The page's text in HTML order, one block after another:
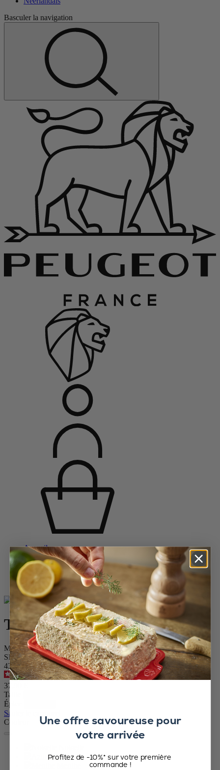
Basculer la navigation
Accueil
Saveurs d'épices
Moulins à sel - salières
Moulins à sel en bois
Tahiti
Tahiti
Moulin à sel manuel en bois, 15 cm, Noisette
SKU
43117
4.4/5- 14avis
37,90 €
Taille
Épice
Sauter le carrousel
Couleur
Azur
Une offre savoureuse pour
votre arrivée
Profitez de -10%* sur votre première
commande !